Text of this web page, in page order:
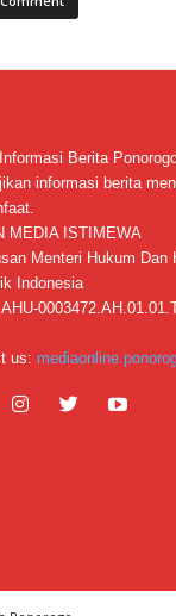
Berita
informasi berita
MEDIA ISTIMEWA
Menteri Hukum Dan
Indonesia
AHU-
us: